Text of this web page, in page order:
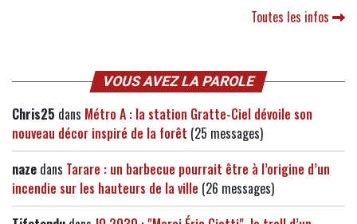
Toutes les infos
VOUS AVEZ LA PAROLE
Chris25 dans Métro A : la station Gratte-Ciel dévoile son
nouveau décor inspiré de la forêt (25 messages)
naze dans Tarare : un barbecue pourrait être à l’origine d’un
incendie sur les hauteurs de la ville (26 messages)